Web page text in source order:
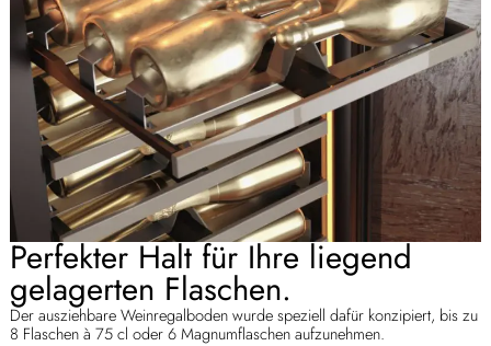
Perfekter Halt für Ihre liegend
gelagerten Flaschen.
Der ausziehbare Weinregalboden wurde speziell dafür konzipiert, bis zu
8 Flaschen à 75 cl oder 6 Magnumflaschen aufzunehmen.